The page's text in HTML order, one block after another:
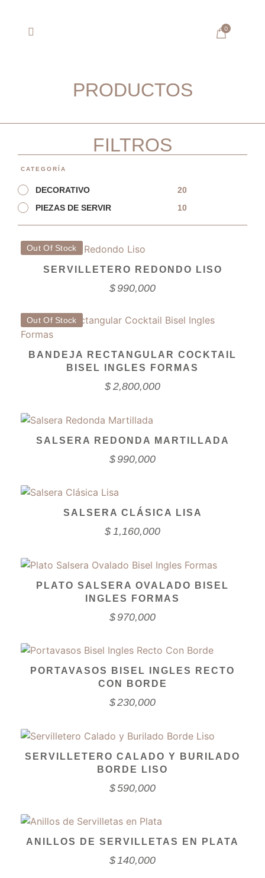
0
PRODUCTOS
FILTROS
CATEGORÍA
DECORATIVO
20
PIEZAS DE SERVIR
10
Out Of Stock
SERVILLETERO REDONDO LISO
$990,000
Out Of Stock
BANDEJA RECTANGULAR COCKTAIL
BISEL INGLES FORMAS
$ 2,800,000
SALSERA REDONDA MARTILLADA
$990,000
SALSERA CLÁSICA LISA
$ 1,160,000
PLATO SALSERA OVALADO BISEL
INGLES FORMAS
$970,000
PORTAVASOS BISEL INGLES RECTO
CON BORDE
$230,000
SERVILLETERO CALADO Y BURILADO
BORDE LISO
$590,000
ANILLOS DE SERVILLETAS EN PLATA
$140,000